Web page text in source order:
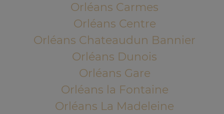
Orléans Carmes
Orléans Centre
Orléans Chateaudun Bannier
Orléans Dunois
Orléans Gare
Orléans la Fontaine
Orléans La Madeleine